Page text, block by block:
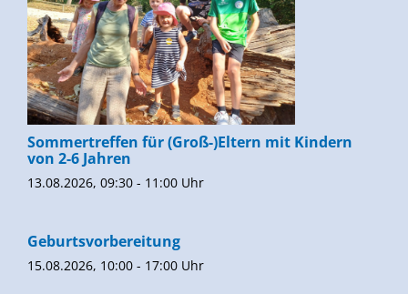
Sommertreffen für (Groß-)Eltern mit Kindern
von 2-6 Jahren
13.08.2026, 09:30 - 11:00 Uhr
Geburtsvorbereitung
15.08.2026, 10:00 - 17:00 Uhr